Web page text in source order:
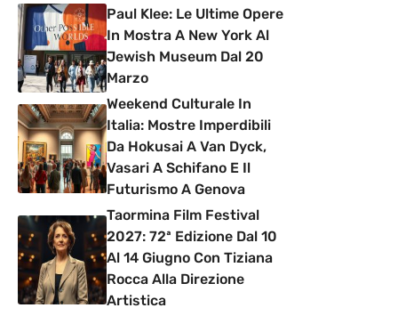
Paul Klee: Le Ultime Opere
In Mostra A New York Al
Jewish Museum Dal 20
Marzo
Weekend Culturale In
Italia: Mostre Imperdibili
Da Hokusai A Van Dyck,
Vasari A Schifano E Il
Futurismo A Genova
Taormina Film Festival
2027: 72ª Edizione Dal 10
Al 14 Giugno Con Tiziana
Rocca Alla Direzione
Artistica